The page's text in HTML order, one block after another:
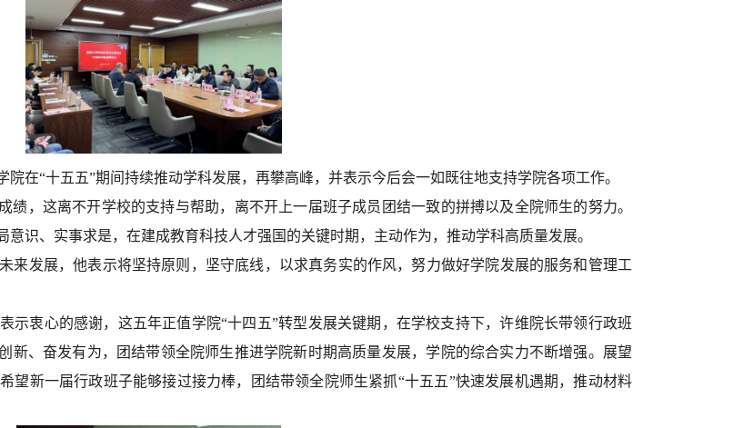
在“十五五”期间持续推动学科发展，再攀高峰，并表示今后会一如既往地支持学院各项工作。
成绩， 这离不开学校的支持与帮助，离不开 上一届班子成员团结一致的拼搏以及全院师生的努力。
意识、实事求是，在建成教育科技人才强国的关键时期，主动作为，推动学科高质量发展。
来发展，他表示将坚持原则，坚守底线， 以求真务实的作风，努力做好学院发展的服务和管理工
示衷心的感谢，这五年正值学院“十四五”转型发展关键期，在学校支持下，许维院长带领行政班
新、奋发有为，团结带领全院师生推进学院新时期高质量发展，学院的综合实力不断增强。展望
望新一届行政班子能够接过接力棒，团结带领全院师生紧抓“十五五”快速发展机遇期，推动材料